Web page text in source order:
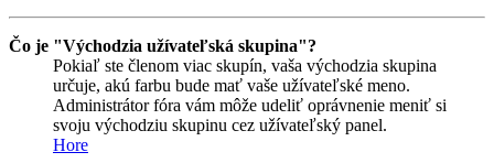
Čo je "Východzia užívateľská skupina"?
Pokiaľ ste členom viac skupín, vaša východzia skupina
určuje, akú farbu bude mať vaše užívateľské meno.
Administrátor fóra vám môže udeliť oprávnenie meniť si
svoju východziu skupinu cez užívateľský panel.
Hore